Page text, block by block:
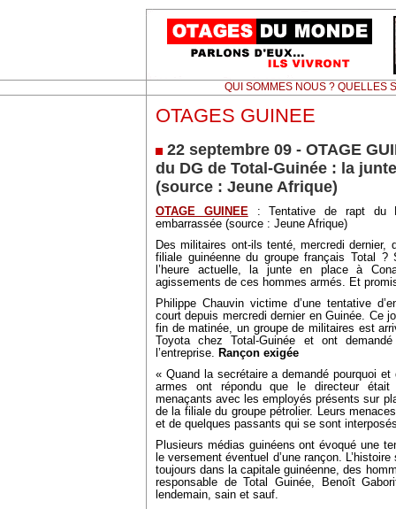
QUI SOMMES NOUS ? QUELLES
OTAGES GUINEE
22 septembre 09 - OTAGE
du DG de Total-Guinée : la
(source : Jeune Afrique)
OTAGE GUINEE: Tentative de rapt du
embarrassée (source : Jeune Afrique)
Des militaires ont-ils tenté, mercredi dernier,
filiale guinéenne du groupe français Total ?
l’heure actuelle, la junte en place à
agissements de ces hommes armés. Et
Philippe Chauvin victime d’une tentative
court depuis mercredi dernier en Guinée. Ce
fin de matinée, un groupe de militaires est
Toyota chez Total-Guinée et ont
l’entreprise. Rançon exigée
« Quand la secrétaire a demandé pourquoi
armes ont répondu que le directeur
menaçants avec les employés présents sur
de la filiale du groupe pétrolier. Leurs
et de quelques passants qui se sont
Plusieurs médias guinéens ont évoqué une
le versement éventuel d’une rançon.
toujours dans la capitale guinéenne, des
responsable de Total Guinée, Benoît
lendemain, sain et sauf.